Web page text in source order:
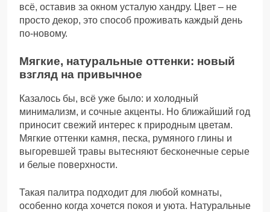
всё, оставив за окном усталую хандру. Цвет – не
просто декор, это способ проживать каждый день
по-новому.
Мягкие, натуральные оттенки: новый
взгляд на привычное
Казалось бы, всё уже было: и холодный
минимализм, и сочные акценты. Но ближайший год
приносит свежий интерес к природным цветам.
Мягкие оттенки камня, песка, румяного глины и
выгоревшей травы вытесняют бесконечные серые
и белые поверхности.
Такая палитра подходит для любой комнаты,
особенно когда хочется покоя и уюта. Натуральные